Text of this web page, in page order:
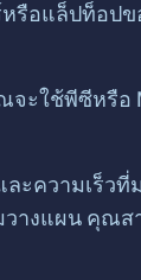
รือแล็ปท็อป
จะใช้พีซีหรื
ละความเ
างแผน คุณ